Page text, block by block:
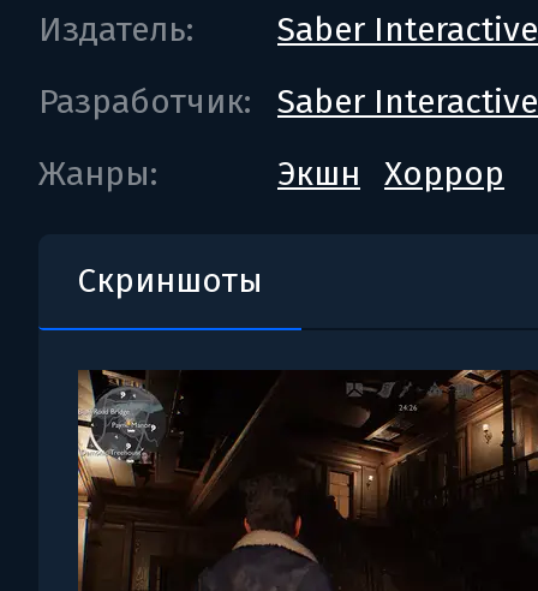
Издатель:
Saber Interactive
Разработчик:
Saber Interactive
Жанры:
Экшн Хоррор
Скриншоты